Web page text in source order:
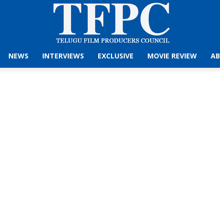
NEWS INTERVIEWS EXCLUSIVE MOVIE REVIEW